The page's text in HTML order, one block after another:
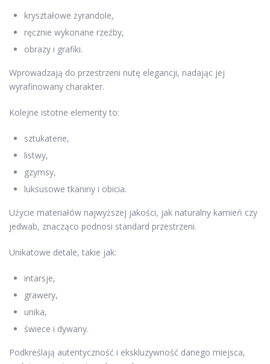
kryształowe żyrandole,
ręcznie wykonane rzeźby,
obrazy i grafiki.
Wprowadzają do przestrzeni nutę elegancji, nadając jej
wyrafinowany charakter.
Kolejne istotne elementy to:
sztukaterie,
listwy,
gzymsy,
luksusowe tkaniny i obicia.
Użycie materiałów najwyższej jakości, jak naturalny kamień czy
jedwab, znacząco podnosi standard przestrzeni.
Unikatowe detale, takie jak:
intarsje,
grawery,
unika,
świece i dywany.
Podkreślają autentyczność i ekskluzywność danego miejsca,